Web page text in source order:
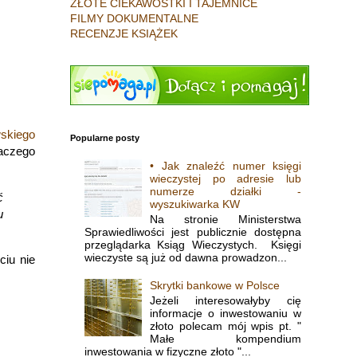
nie
ZŁOTE CIEKAWOSTKI I TAJEMNICE
FILMY DOKUMENTALNE
RECENZJE KSIĄŻEK
Popularne posty
• Jak znaleźć numer księgi
wieczystej po adresie lub
numerze działki -
wyszukiwarka KW
Na stronie Ministerstwa
Sprawiedliwości jest publicznie dostępna
przeglądarka Ksiąg Wieczystych. Księgi
wieczyste są już od dawna prowadzon...
Skrytki bankowe w Polsce
Jeżeli interesowałyby cię
informacje o inwestowaniu w
złoto polecam mój wpis pt. "
Małe kompendium
inwestowania w fizyczne złoto "...